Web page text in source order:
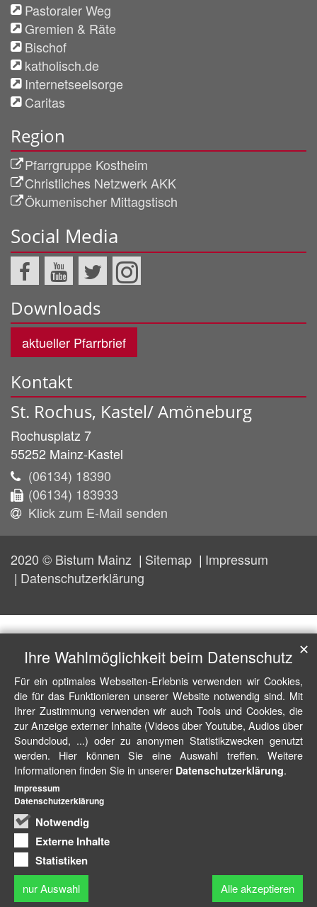
Pastoraler Weg
Gremien & Räte
Bischof
katholisch.de
Internetseelsorge
Caritas
Region
Pfarrgruppe Kostheim
Christliches Netzwerk AKK
Ökumenischer Mittagstisch
Social Media
Downloads
aktueller Pfarrbrief
Kontakt
St. Rochus, Kastel/ Amöneburg
Rochusplatz 7
55252 Mainz-Kastel
(06134) 18390
(06134) 183933
Klick zum E-Mail senden
2020 © Bistum Mainz Sitemap
Impressum
Datenschutzerklärung
Ihre Wahlmöglichkeit beim Datenschutz
Für ein optimales Webseiten-Erlebnis verwenden wir Cookies,
die für das Funktionieren unserer Website notwendig sind. Mit
Ihrer Zustimmung verwenden wir auch Tools und Cookies, die
zur Anzeige externer Inhalte (Videos über Youtube, Audios über
Soundcloud, ...) oder zu anonymen Statistikzwecken genutzt
werden. Hier können Sie eine Auswahl treffen. Weitere
Informationen finden Sie in unserer Datenschutzerklärung.
Notwendig
Externe Inhalte
Statistiken
nur Auswahl Alle akzeptieren
✕
Impressum
Datenschutzerklärung